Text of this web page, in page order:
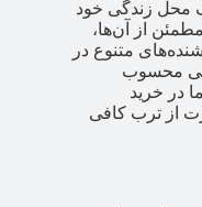
محل زندگی خود
از آن‌ها،
متنوع در
محسوب
در خرید
از ترب کافی